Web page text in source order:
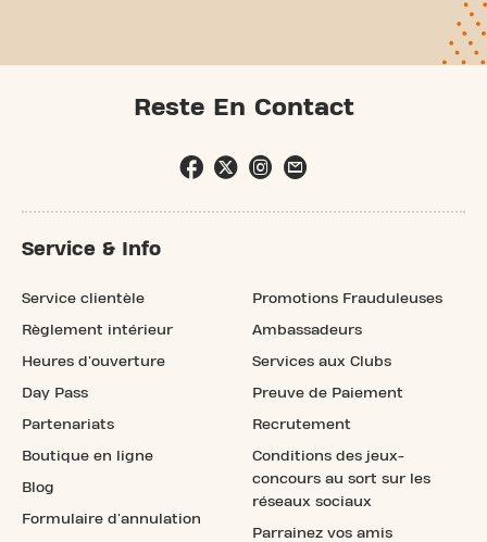
Reste En Contact
Service & Info
Service clientèle
Règlement intérieur
Heures d'ouverture
Day Pass
Partenariats
Boutique en ligne
Blog
Formulaire d'annulation
Promotions Frauduleuses
Ambassadeurs
Services aux Clubs
Preuve de Paiement
Recrutement
Conditions des jeux-
concours au sort sur les
réseaux sociaux
Parrainez vos amis